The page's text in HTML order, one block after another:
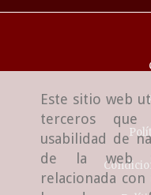
Este sitio web
terceros
usabilidad de
de la web y
relacionada